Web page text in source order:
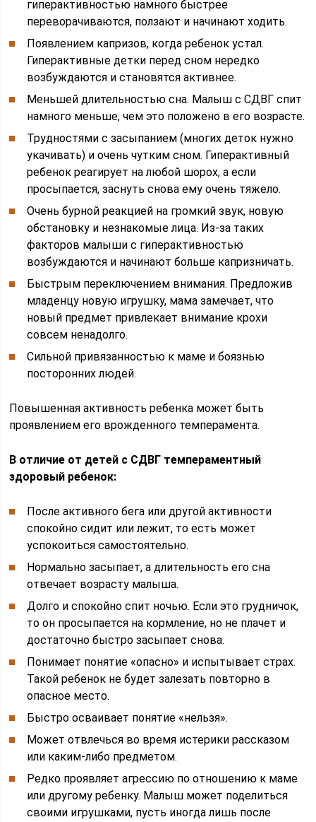
гиперактивностью намного быстрее
переворачиваются, ползают и начинают ходить.
Появлением капризов, когда ребенок устал.
Гиперактивные детки перед сном нередко
возбуждаются и становятся активнее.
Меньшей длительностью сна. Малыш с СДВГ спит
намного меньше, чем это положено в его возрасте.
Трудностями с засыпанием (многих деток нужно
укачивать) и очень чутким сном. Гиперактивный
ребенок реагирует на любой шорох, а если
просыпается, заснуть снова ему очень тяжело.
Очень бурной реакцией на громкий звук, новую
обстановку и незнакомые лица. Из-за таких
факторов малыши с гиперактивностью
возбуждаются и начинают больше капризничать.
Быстрым переключением внимания. Предложив
младенцу новую игрушку, мама замечает, что
новый предмет привлекает внимание крохи
совсем ненадолго.
Сильной привязанностью к маме и боязнью
посторонних людей.
Повышенная активность ребенка может быть
проявлением его врожденного темперамента.
В отличие от детей с СДВГ темпераментный
здоровый ребенок:
После активного бега или другой активности
спокойно сидит или лежит, то есть может
успокоиться самостоятельно.
Нормально засыпает, а длительность его сна
отвечает возрасту малыша.
Долго и спокойно спит ночью. Если это грудничок,
то он просыпается на кормление, но не плачет и
достаточно быстро засыпает снова.
Понимает понятие «опасно» и испытывает страх.
Такой ребенок не будет залезать повторно в
опасное место.
Быстро осваивает понятие «нельзя».
Может отвлечься во время истерики рассказом
или каким-либо предметом.
Редко проявляет агрессию по отношению к маме
или другому ребенку. Малыш может поделиться
своими игрушками, пусть иногда лишь после